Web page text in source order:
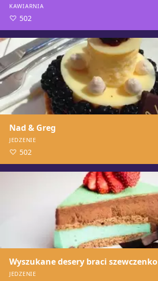
KAWIARNIA
502
Nad & Greg
JEDZENIE
502
Wyszukane desery braci szewczenko
JEDZENIE